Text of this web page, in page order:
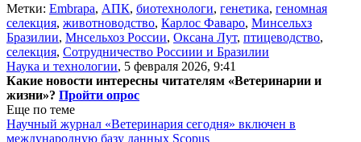
Метки: Embrapa, АПК, биотехнологи, генетика, геномная
селекция, животноводство, Карлос Фаваро, Минсельхз
Бразилии, Мнсельхоз России, Оксана Лут, птицеводство,
селекция, Сотрудничество Россиии и Бразилии
Наука и технологии, 5 февраля 2026, 9:41
Какие новости интересны читателям «Ветеринарии и
жизни»? Пройти опрос
Еще по теме
Научный журнал «Ветеринария сегодня» включен в
международную базу данных Scopus